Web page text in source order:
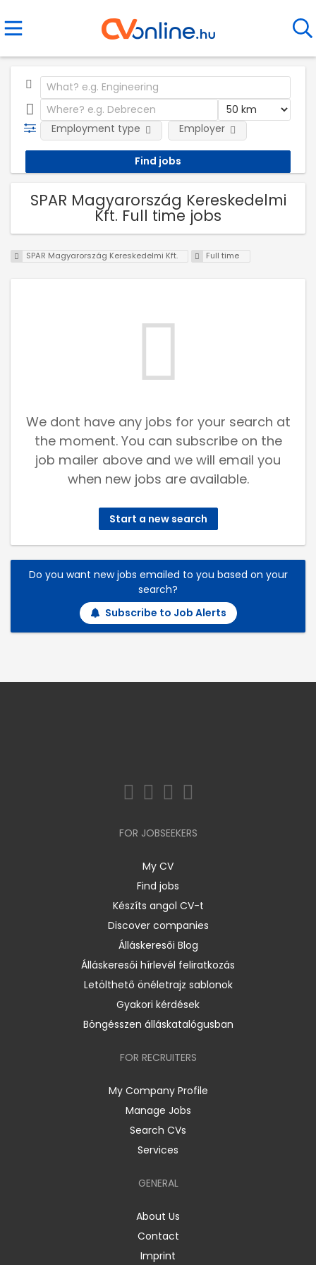
Employment type Employer
SPAR Magyarország Kereskedelmi
Kft. Full time jobs
SPAR Magyarország Kereskedelmi Kft. Full time
We dont have any jobs for your search at
the moment. You can subscribe on the
job mailer above and we will email you
when new jobs are available.
Start a new search
Do you want new jobs emailed to you based on your
search?
Subscribe to Job Alerts
FOR JOBSEEKERS
My CV
Find jobs
Készíts angol CV-t
Discover companies
Álláskeresői Blog
Álláskeresői hírlevél feliratkozás
Letölthető önéletrajz sablonok
Gyakori kérdések
Böngésszen álláskatalógusban
FOR RECRUITERS
My Company Profile
Manage Jobs
Search CVs
Services
GENERAL
About Us
Contact
Imprint